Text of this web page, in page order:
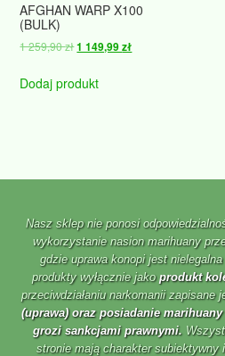
AFGHAN WARP X100
(BULK)
1 259,90złPierwotna
wynosiła:
1 149,99złAktualna
Dodaj produkt
Nasz sklep nie ponosi
wykorzystanie nasion marihuany
gdzie uprawa konopi jest
produkty wyłącznie jakoprodukt
przeciwdziałaniu narkomanii zapisane
(uprawa) oraz posiadanie
grozi sankcjami prawnymi.
stronie mają charakter subiektywny